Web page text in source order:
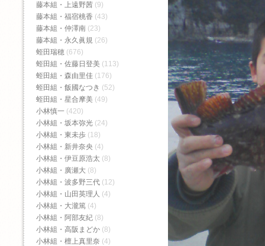
藤本組・上遠野茜 (9)
藤本組・福宿桃香‬ (43)
藤本組・仲澤南 (23)
藤本組・永久眞規 (26)
蛭田瑞穂 (676)
蛭田組・佐藤日登美 (113)
蛭田組・森由里佳 (176)
蛭田組・飯國なつき (52)
蛭田組・星合摩美 (49)
小林慎一 (420)
小林組・坂本弥光 (24)
小林組・東未歩 (18)
小林組・新井奈央 (4)
小林組・伊豆原浩太 (8)
小林組・廣瀬大 (8)
小林組・波多野三代 (12)
小林組・山田英理人 (4)
小林組・大瀧篤 (4)
小林組・阿部友紀 (8)
小林組・高阪まどか (8)
小林組・檀上真里奈 (4)